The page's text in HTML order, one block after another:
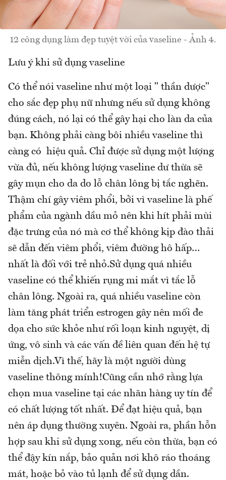
12 công dụng làm đẹp tuyệt vời của vaseline - Ảnh 4.
Lưu ý khi sử dụng vaseline
Có thể nói vaseline như một loại " thần dược"
cho sắc đẹp phụ nữ nhưng nếu sử dụng không
đúng cách, nó lại có thể gây hại cho làn da của
bạn. Không phải càng bôi nhiều vaseline thì
càng có hiệu quả. Chỉ được sử dụng một lượng
vừa đủ, nếu không lượng vaseline dư thừa sẽ
gây mụn cho da do lỗ chân lông bị tắc nghẽn.
Thậm chí gây viêm phổi, bởi vì vaseline là phế
phẩm của ngành dầu mỏ nên khi hít phải mùi
đặc trưng của nó mà cơ thể không kịp đào thải
sẽ dẫn đến viêm phổi, viêm đường hô hấp…
nhất là đối với trẻ nhỏ.Sử dụng quá nhiều
vaseline có thể khiến rụng mi mắt vì tắc lỗ
chân lông. Ngoài ra, quá nhiều vaseline còn
làm tăng phát triển estrogen gây nên mối đe
dọa cho sức khỏe như rối loạn kinh nguyệt, dị
ứng, vô sinh và các vấn đề liên quan đến hệ tự
miễn dịch.Vì thế, hãy là một người dùng
vaseline thông mính!Cũng cần nhớ rằng lựa
chọn mua vaseline tại các nhãn hàng uy tín để
có chất lượng tốt nhất. Để đạt hiệu quả, bạn
nên áp dụng thường xuyên. Ngoài ra, phần hỗn
hợp sau khi sử dụng xong, nếu còn thừa, bạn có
thể đậy kín nắp, bảo quản nơi khô ráo thoáng
mát, hoặc bỏ vào tủ lạnh để sử dụng dần.